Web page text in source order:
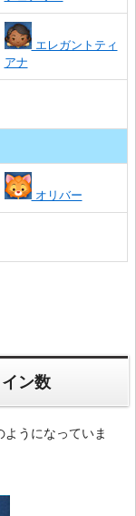
エレガントティ
アナ
オリバー
ン数
うになっていま